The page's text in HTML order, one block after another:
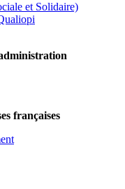
et Solidaire)
françaises